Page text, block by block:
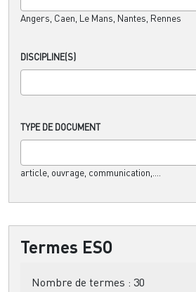
Angers, Caen, Le Mans, Nantes, Rennes
DISCIPLINE(S)
TYPE DE DOCUMENT
article, ouvrage, communication,....
Termes ESO
Nombre de termes : 30